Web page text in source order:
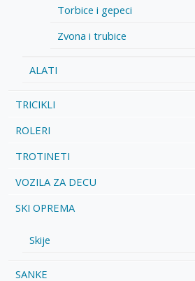
Torbice i gepeci
Zvona i trubice
ALATI
TRICIKLI
ROLERI
TROTINETI
VOZILA ZA DECU
SKI OPREMA
Skije
SANKE